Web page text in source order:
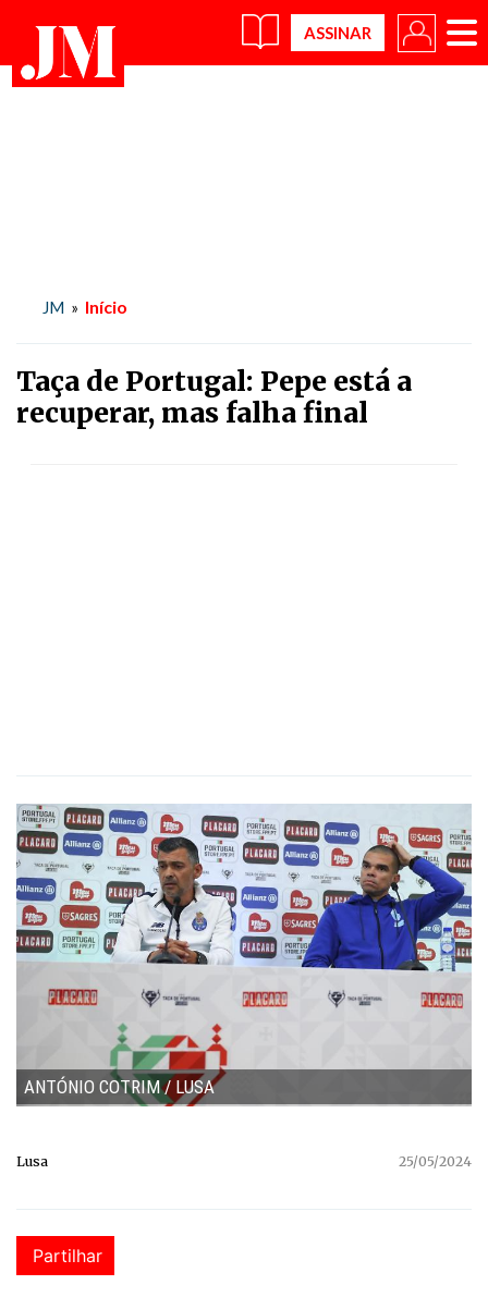
×
JM » Início
Taça de Portugal: Pepe está a
recuperar, mas falha final
ANTÓNIO COTRIM / LUSA
Lusa 25/05/2024
Partilhar